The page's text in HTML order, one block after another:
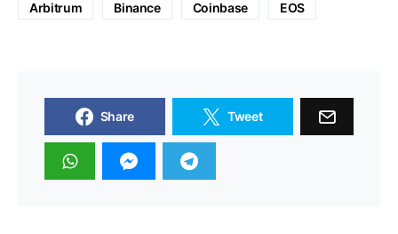
Arbitrum Binance Coinbase EOS
Share Tweet